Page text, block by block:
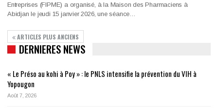
Entreprises (FIPME) a organisé, à la Maison des Pharmaciens à
Abidjan le jeudi 15 janvier 2026, une séance…
ARTICLES PLUS ANCIENS
DERNIERES NEWS
« Le Préso au kohi à Poy » : le PNLS intensifie la prévention du VIH à
Yopougon
Août 7, 2026